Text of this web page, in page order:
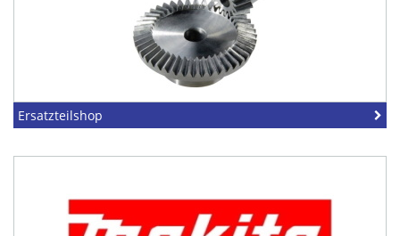
Ersatzteilshop